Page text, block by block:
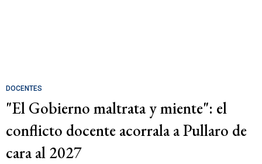
DOCENTES
"El Gobierno maltrata y miente": el
conflicto docente acorrala a Pullaro de
cara al 2027